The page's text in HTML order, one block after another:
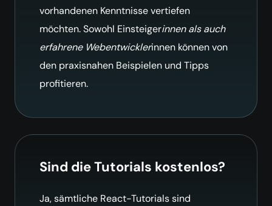
vorhandenen Kenntnisse vertiefen
möchten. Sowohl Einsteigerinnen als auch
erfahrene Webentwicklerinnen können von
den praxisnahen Beispielen und Tipps
profitieren.
Sind die Tutorials kostenlos?
Ja, sämtliche React-Tutorials sind